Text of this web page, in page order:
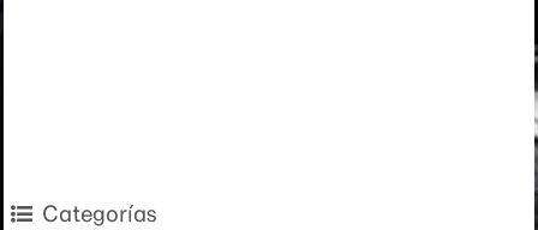
Categorías